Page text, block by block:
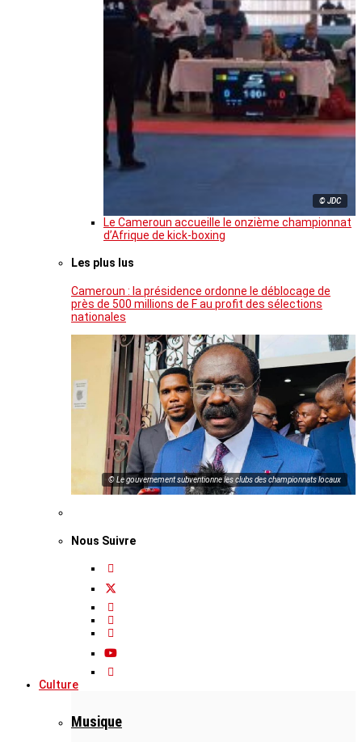
© JDC
Le Cameroun accueille le onzième championnat
d’Afrique de kick-boxing
Les plus lus
Cameroun : la présidence ordonne le déblocage de
près de 500 millions de F au profit des sélections
nationales
© Le gouvernement subventionne les clubs des championnats locaux
Nous Suivre
Culture
Musique